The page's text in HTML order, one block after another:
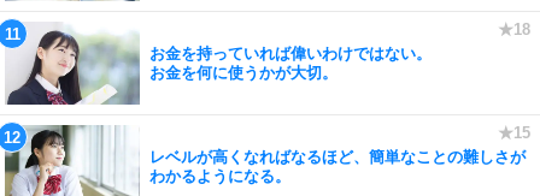
お金を持っていれば偉いわけではない。
お金を何に使うかが大切。
レベルが高くなればなるほど、簡単なことの難しさが
わかるようになる。